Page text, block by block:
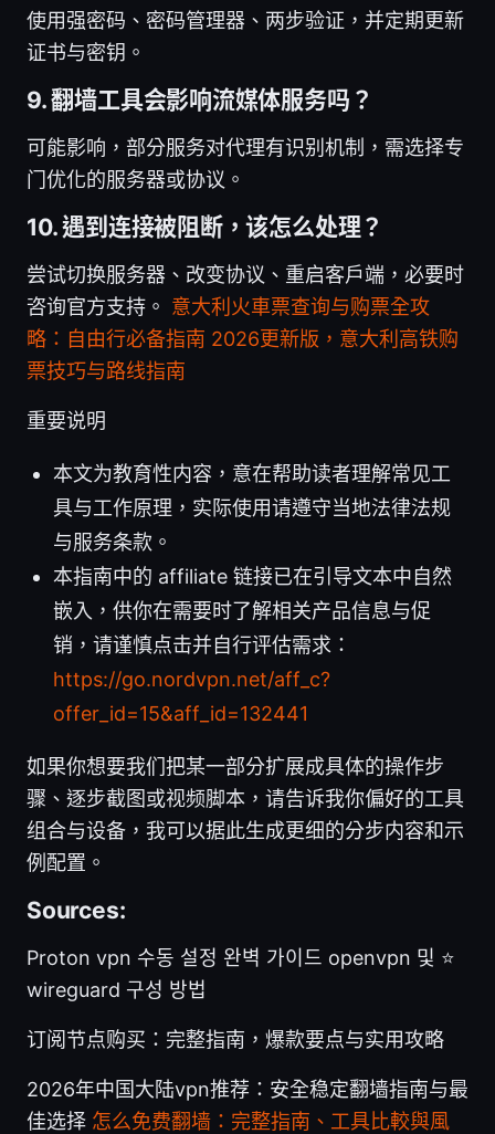
使用强密码、密码管理器、两步验证，并定期更新
证书与密钥。
9. 翻墙工具会影响流媒体服务吗？
可能影响，部分服务对代理有识别机制，需选择专
门优化的服务器或协议。
10. 遇到连接被阻断，该怎么处理？
尝试切换服务器、改变协议、重启客户端，必要时
咨询官方支持。 意大利火車票查询与购票全攻
略：自由行必备指南 2026更新版，意大利高铁购
票技巧与路线指南
重要说明
本文为教育性内容，意在帮助读者理解常见工
具与工作原理，实际使用请遵守当地法律法规
与服务条款。
本指南中的 affiliate 链接已在引导文本中自然
嵌入，供你在需要时了解相关产品信息与促
销，请谨慎点击并自行评估需求：
https://go.nordvpn.net/aff_c?
offer_id=15&aff_id=132441
如果你想要我们把某一部分扩展成具体的操作步
骤、逐步截图或视频脚本，请告诉我你偏好的工具
组合与设备，我可以据此生成更细的分步内容和示
例配置。
Sources:
Proton vpn 수동 설정 완벽 가이드 openvpn 및 ⭐
wireguard 구성 방법
订阅节点购买：完整指南，爆款要点与实用攻略
2026年中国大陆vpn推荐：安全稳定翻墙指南与最
佳选择 怎么免费翻墙：完整指南、工具比較與風